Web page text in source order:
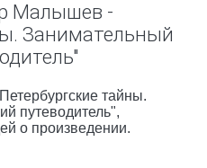
Малышев -
Занимательный
тайны.
путеводитель",
о произведении.